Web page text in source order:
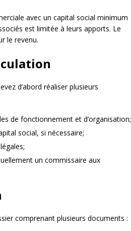
avec un capital social minimum
est limitée à leurs apports. Le
le revenu.
d’abord réaliser plusieurs
de fonctionnement et d’organisation;
social, si nécessaire;
un commissaire aux
comprenant plusieurs documents :